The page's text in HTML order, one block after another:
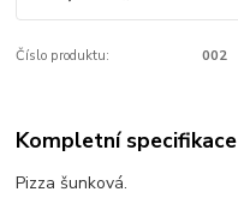
Číslo produktu: 002
Kompletní specifikace
Pizza šunková.